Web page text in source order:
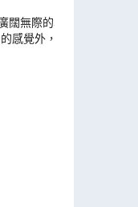
無際的雲
感覺外，